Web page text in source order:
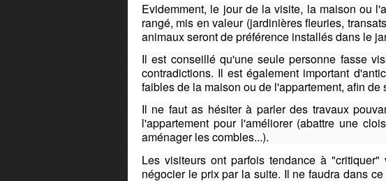
Evidemment, le jour de la visite, la maison ou
rangé, mis en valeur (jardinières fleuries,
animaux seront de préférence installés dans le
Il est conseillé qu'une seule personne fasse
contradictions. Il est également important
faibles de la maison ou de l'appartement, afin
Il ne faut as hésiter à parler des travaux
l'appartement pour l'améliorer (abattre une
aménager les combles...).
Les visiteurs ont parfois tendance à
négocier le prix par la suite. Il ne faudra dans